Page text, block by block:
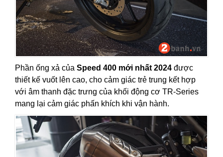
Phần ống xả của Speed 400 mới nhất 2024 được
thiết kế vuốt lên cao, cho cảm giác trẻ trung kết hợp
với âm thanh đặc trưng của khối động cơ TR-Series
mang lại cảm giác phấn khích khi vận hành.